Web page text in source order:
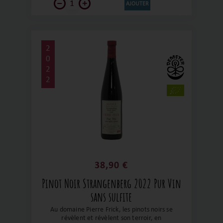
AJOUTER
2
0
2
2
38,90 €
Pinot Noir Strangenberg 2022 Pur Vin
sans sulfite
Au domaine Pierre Frick, les pinots noirs se
révèlent et révèlent son terroir, en